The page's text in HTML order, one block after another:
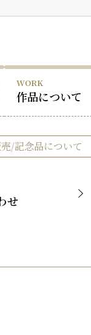
WORK
作品について
黒木国昭の作品
谷口榮の作品
/記念品について
せ